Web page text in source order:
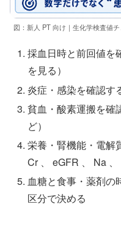
図：新人 PT 向け｜生化学検査値
採血日時と前回値を
を見る）
炎症・感染を確認す
貧血・酸素運搬を確
ど）
栄養・腎機能・電解
Cr 、 eGFR 、 Na 、
血糖と食事・薬剤の
区分で決める